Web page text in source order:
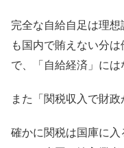
完全な自給自足は理
も国内で賄えない分
で、「自給経済」には
また「関税収入で財政
確かに関税は国庫に